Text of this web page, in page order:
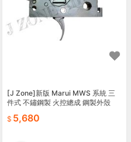
[J Zone]新版 Marui MWS 系統 三
件式 不鏽鋼製 火控總成 鋼製外殼
5,680